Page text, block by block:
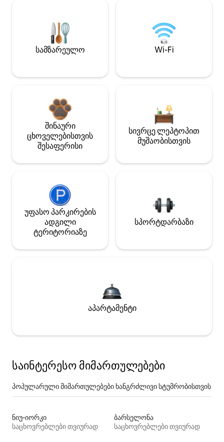
სამზარეულო Wi-Fi
შინაური
ცხოველებისთვის
შესაფერისი
სივრცე ლეპტოპით
მუშაობისთვის
უფასო პარკირების
ადგილი
ტერიტორიაზე
სპორტდარბაზი
აპარტამენტი
საინტერესო მიმართულებები
პოპულარული მიმართულებები ხანგრძლივი სტუმრობისთვის
ნიუ-იორკი
საცხოვრებლები თვიურად
ბარსელონა
საცხოვრებლები თვიურად